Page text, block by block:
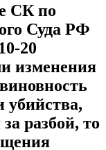
СК по
Суда РФ
20
изменения
убийства,
разбой, то